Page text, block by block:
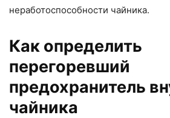
неработоспособности чайника.
Как определить
перегоревший
предохранитель
чайника